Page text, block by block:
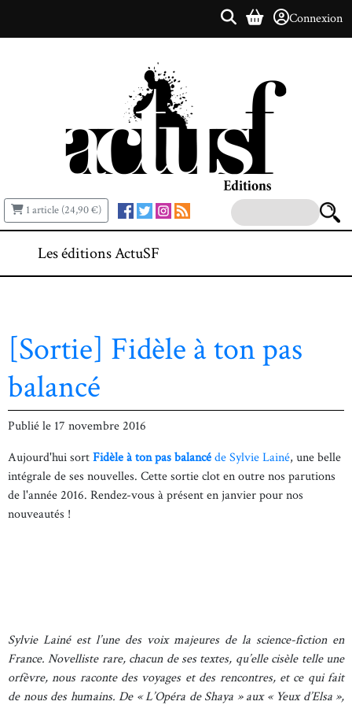
Connexion
1 article (24,90 €)
Les éditions ActuSF
[Sortie] Fidèle à ton pas
balancé
Publié le 17 novembre 2016
Aujourd'hui sortFidèle à ton pas balancéde Sylvie Lainé, une belle
intégrale de ses nouvelles. Cette sortie clot en outre nos parutions
de l'année 2016. Rendez-vous à présent en janvier pour nos
nouveautés !
Sylvie Lainé est l’une des voix majeures de la science-fiction en
France. Novelliste rare, chacun de ses textes, qu’elle cisèle telle une
orfèvre, nous raconte des voyages et des rencontres, et ce qui fait
de nous des humains. De « L’Opéra de Shaya » aux « Yeux d’Elsa »,